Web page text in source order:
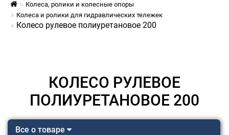
Колеса, ролики и колесные опоры
Колеса и ролики для гидравлических тележек
Колесо рулевое полиуретановое 200
КОЛЕСО РУЛЕВОЕ
ПОЛИУРЕТАНОВОЕ 200
Все о товаре